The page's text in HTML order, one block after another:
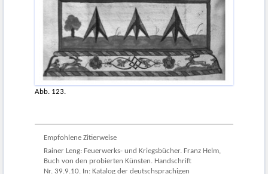
Abb. 123.
Empfohlene Zitierweise
Rainer Leng: Feuerwerks- und Kriegsbücher. Franz Helm,
Buch von den probierten Künsten. Handschrift
Nr. 39.9.10. In: Katalog der deutschsprachigen